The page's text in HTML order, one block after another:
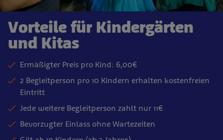
Vorteile für Kindergärten
und Kitas
Ermäßigter Preis pro Kind: 6,00€
2 Begleitperson pro 10 Kindern erhalten kostenfreien
Eintritt
Jede weitere Begleitperson zahlt nur 11€
Bevorzugter Einlass ohne Wartezeiten